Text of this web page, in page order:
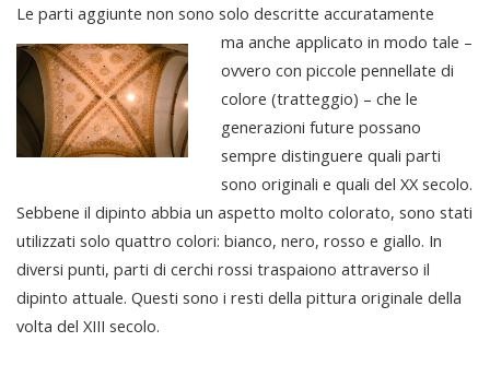
Le parti aggiunte non sono solo descritte accuratamente
ma anche applicato in modo tale –
ovvero con piccole pennellate di
colore (tratteggio) – che le
generazioni future possano
sempre distinguere quali parti
sono originali e quali del XX secolo.
Sebbene il dipinto abbia un aspetto molto colorato, sono stati
utilizzati solo quattro colori: bianco, nero, rosso e giallo. In
diversi punti, parti di cerchi rossi traspaiono attraverso il
dipinto attuale. Questi sono i resti della pittura originale della
volta del XIII secolo.